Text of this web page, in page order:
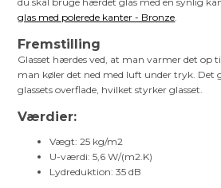
glas med polerede kanter - Bronze.
Fremstilling
Glasset hærdes ved, at man varmer det op
man køler det ned med luft under tryk. Det
glassets overflade, hvilket styrker glasset.
Værdier:
Vægt: 25 kg/m2
U-værdi: 5,6 W/(m2.K)
Lydreduktion: 35 dB